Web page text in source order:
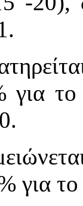
για
για